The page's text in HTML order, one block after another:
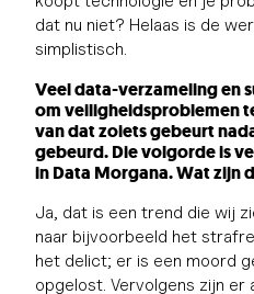
dat nu niet? Helaas is de
simplistisch.
Veel data-verzameling en
om veiligheidsproblemen
van dat zoiets gebeurt
gebeurd. Die volgorde is
in Data Morgana. Wat zijn
Ja, dat is een trend die wij
naar bijvoorbeeld het
het delict; er is een moord
opgelost. Vervolgens zijn er